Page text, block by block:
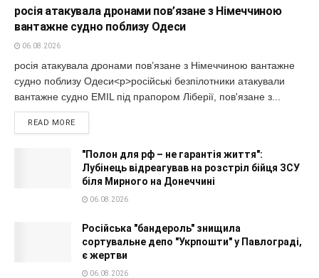
росія атакувала дронами пов’язане з Німеччиною
вантажне судно поблизу Одеси
06.08.2026
росія атакувала дронами пов’язане з Німеччиною вантажне
судно поблизу Одеси<p>російські безпілотники атакували
вантажне судно EMIL під прапором Ліберії, пов'язане з...
READ MORE
"Полон для рф – не гарантія життя":
Лубінець відреагував на розстріл бійця ЗСУ
біля Мирного на Донеччині
06.08.2026
Російська "бандероль" знищила
сортувальне депо "Укрпошти" у Павлограді,
є жертви
06.08.2026